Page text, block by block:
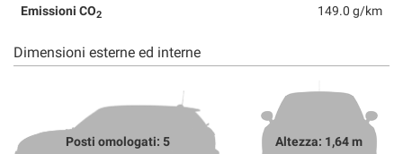
Emissioni CO2 149.0 g/km
Dimensioni esterne ed interne
Posti omologati: 5 Altezza: 1,64 m